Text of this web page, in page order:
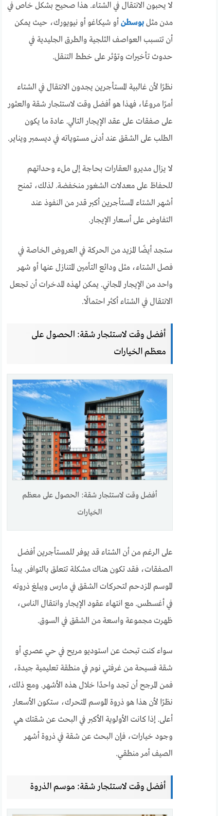
لا يحبون الانتقال في الشتاء. هذا صحيح بشكل خاص في
مدن مثلبوسطن أو شيكاغو أو نيويورك، حيث يمكن
أن تتسبب العواصف الثلجية والطرق الجليدية في
حدوث تأخيرات وتؤثر على خطط التنقل.
نظرًا لأن غالبية المستأجرين يجدون الانتقال في الشتاء
أمرًا مروعًا، فهذا هو أفضل وقت لاستئجار شقة والعثور
على صفقات على عقد الإيجار التالي. عادة ما يكون
الطلب على الشقق عند أدنى مستوياته في ديسمبر ويناير.
لا يزال مديرو العقارات بحاجة إلى ملء وحداتهم
للحفاظ على معدلات الشغور منخفضة. لذلك، تمنح
أشهر الشتاء المستأجرين أكبر قدر من النفوذ عند
التفاوض على أسعار الإيجار.
ستجد أيضًا المزيد من الحركة في العروض الخاصة في
فصل الشتاء، مثل ودائع التأمين المتنازل عنها أو شهر
واحد من الإيجار المجاني. يمكن لهذه المدخرات أن تجعل
الانتقال في الشتاء أكثر احتمالًا.
أفضل وقت لاستئجار شقة: الحصول على
معظم الخيارات
أفضل وقت لاستئجار شقة: الحصول على معظم
الخيارات
على الرغم من أن الشتاء قد يوفر للمستأجرين أفضل
الصفقات، فقد تكون هناك مشكلة تتعلق بالتوافر. يبدأ
الموسم المزدحم لتحركات الشقق في مارس ويبلغ ذروته
في أغسطس. مع انتهاء عقود الإيجار وانتقال الناس،
ظهرت مجموعة واسعة من الشقق في السوق.
سواء كنت تبحث عن استوديو مريح في حي عصري أو
شقة فسيحة من غرفتي نوم في منطقة تعليمية جيدة،
فمن المرجح أن تجد واحدًا خلال هذه الأشهر. ومع ذلك،
نظرًا لأن هذا هو ذروة الموسم المتحرك، ستكون الأسعار
أعلى. إذا كانت الأولوية الأكبر في البحث عن شقتك هي
وجود خيارات، فإن البحث عن شقة في ذروة أشهر
الصيف أمر منطقي.
أفضل وقت لاستئجار شقة: موسم الذروة